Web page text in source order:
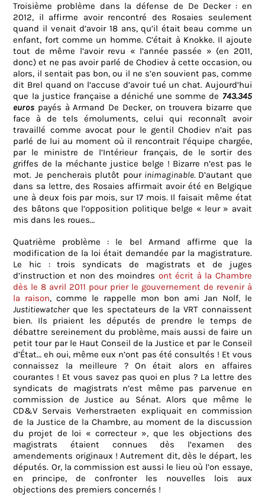
Troisième problème dans la défense de De Decker : en
2012, il affirme avoir rencontré des Rosaies seulement
quand il venait d’avoir 18 ans, qu’il était beau comme un
enfant, fort comme un homme. C’était à Knokke. Il ajoute
tout de même l’avoir revu « l’année passée » (en 2011,
donc) et ne pas avoir parlé de Chodiev à cette occasion, ou
alors, il sentait pas bon, ou il ne s’en souvient pas, comme
dit Brel quand on l’accuse d’avoir tué un chat. Aujourd’hui
que la justice française a déniché une somme de 743.345
euros payés à Armand De Decker, on trouvera bizarre que
face à de tels émoluments, celui qui reconnaît avoir
travaillé comme avocat pour le gentil Chodiev n’ait pas
parlé de lui au moment où il rencontrait l’équipe chargée,
par le ministre de l’Intérieur français, de le sortir des
griffes de la méchante justice belge ! Bizarre n’est pas le
mot. Je pencherais plutôt pour inimaginable. D’autant que
dans sa lettre, des Rosaies affirmait avoir été en Belgique
une à deux fois par mois, sur 17 mois. Il faisait même état
des bâtons que l’opposition politique belge « leur » avait
mis dans les roues…
Quatrième problème : le bel Armand affirme que la
modification de la loi était demandée par la magistrature.
Le hic : trois syndicats de magistrats et de juges
d’instruction et non des moindres ont écrit à la Chambre
dès le 8 avril 2011 pour prier le gouvernement de revenir à
la raison, comme le rappelle mon bon ami Jan Nolf, le
Justitiewatcherque les spectateurs de la VRT connaissent
bien. Ils priaient les députés de prendre le temps de
débattre sereinement du problème, mais aussi de faire un
petit tour par le Haut Conseil de la Justice et par le Conseil
d’État… eh oui, même eux n’ont pas été consultés ! Et vous
connaissez la meilleure ? On était alors en affaires
courantes ! Et vous savez pas quoi en plus ? La lettre des
syndicats de magistrats n’est même pas parvenue en
commission de Justice au Sénat. Alors que même le
CD&V Servais Verherstraeten expliquait en commission
de la Justice de la Chambre, au moment de la discussion
du projet de loi « correcteur », que les objections des
magistrats étaient connues dès l’examen des
amendements originaux ! Autrement dit, dès le départ, les
députés. Or, la commission est aussi le lieu où l’on essaye,
en principe, de confronter les nouvelles lois aux
objections des premiers concernés !